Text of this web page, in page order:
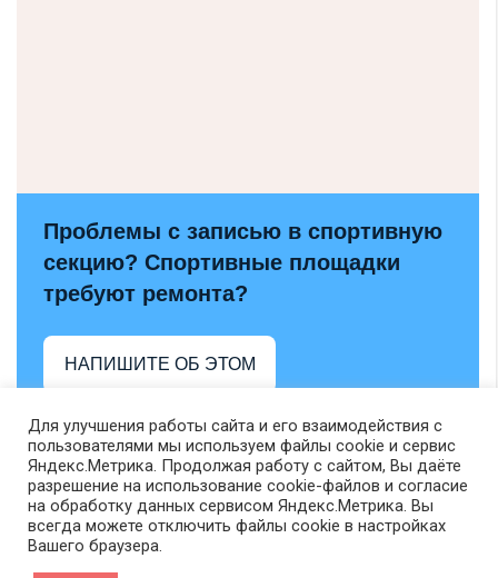
Проблемы с записью в спортивную
секцию? Спортивные площадки
требуют ремонта?
НАПИШИТЕ ОБ ЭТОМ
Для улучшения работы сайта и его взаимодействия с
пользователями мы используем файлы cookie и сервис
Яндекс.Метрика. Продолжая работу с сайтом, Вы даёте
разрешение на использование cookie-файлов и согласие
на обработку данных сервисом Яндекс.Метрика. Вы
всегда можете отключить файлы cookie в настройках
Вашего браузера.